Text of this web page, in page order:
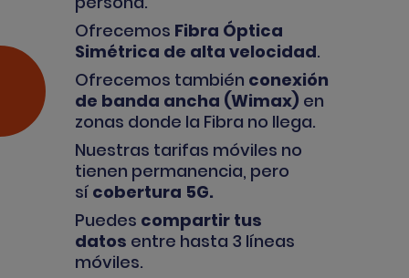
Ofrecemos Fibra Óptica
Simétrica de alta velocidad.
Ofrecemos también conexión
de banda ancha (Wimax) en
zonas donde la Fibra no llega.
Nuestras tarifas móviles no
tienen permanencia, pero
sí cobertura 5G.
Puedes compartir tus
datos entre hasta 3 líneas
móviles.